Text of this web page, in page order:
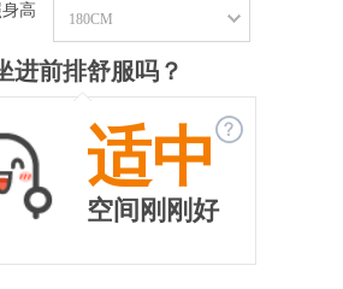
高 180CM
进前排舒服吗？
◆
◆
适中
空间刚刚好